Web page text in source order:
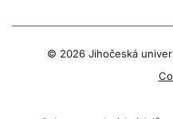
© 2026 Jihočeská